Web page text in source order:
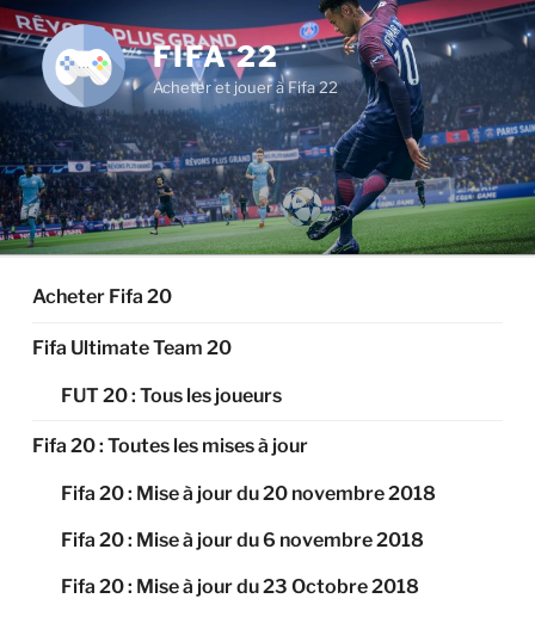
Aller
au
contenu
principal
FIFA 22
Acheter et jouer à Fifa 22
Acheter Fifa 20
Fifa Ultimate Team 20
FUT 20 : Tous les joueurs
Fifa 20 : Toutes les mises à jour
Fifa 20 : Mise à jour du 20 novembre 2018
Fifa 20 : Mise à jour du 6 novembre 2018
Fifa 20 : Mise à jour du 23 Octobre 2018